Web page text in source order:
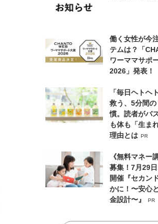
働く女性が今
テムは？「
ワーママサポ
2026」発表！
「毎日ヘトヘ
救う、5分間
慣。読者がバ
も体も「生ま
理由とは PR
《無料マネー
募集！7月29
開催『セカン
かに！〜安心
金設計〜』
PR